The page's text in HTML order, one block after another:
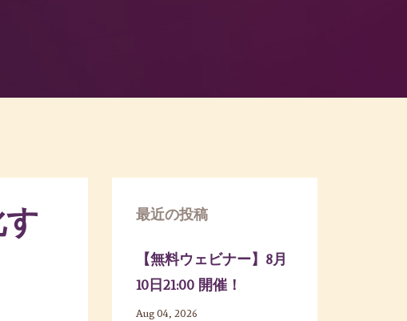
最近の投稿
【無料ウェビナー】8月
10日21:00 開催！
Aug 04, 2026